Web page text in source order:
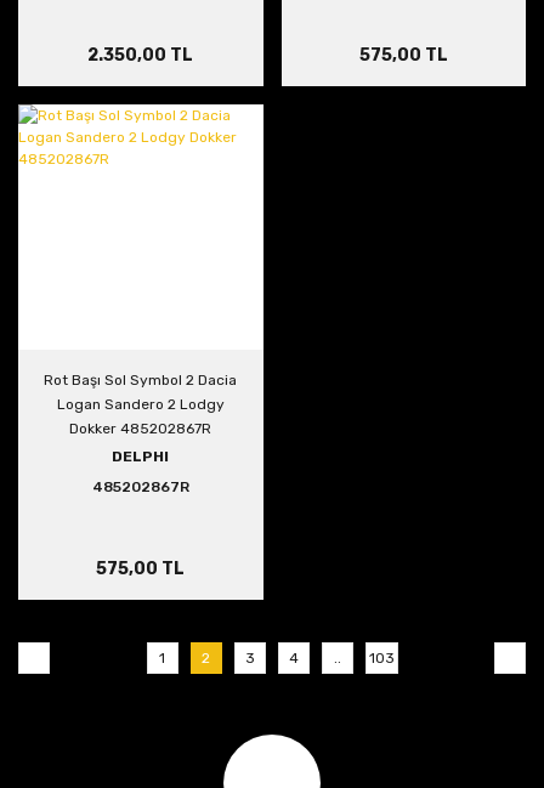
2.350,00 TL 575,00 TL
Rot Başı Sol Symbol 2 Dacia
Logan Sandero 2 Lodgy
Dokker 485202867R
DELPHI
485202867R
575,00 TL
1 2 3 4 103